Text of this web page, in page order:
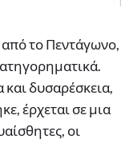
το Πεντάγωνο,
δυσαρέσκεια,
έρχεται σε μια
οι